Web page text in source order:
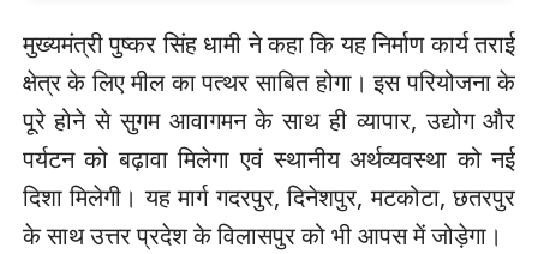
मुख्यमंत्री पुष्कर सिंह धामी ने कहा कि यह निर्माण कार्य तराई
क्षेत्र के लिए मील का पत्थर साबित होगा। इस परियोजना के
पूरे होने से सुगम आवागमन के साथ ही व्यापार, उद्योग और
पर्यटन को बढ़ावा मिलेगा एवं स्थानीय अर्थव्यवस्था को नई
दिशा मिलेगी। यह मार्ग गदरपुर, दिनेशपुर, मटकोटा, छतरपुर
के साथ उत्तर प्रदेश के विलासपुर को भी आपस में जोड़ेगा।